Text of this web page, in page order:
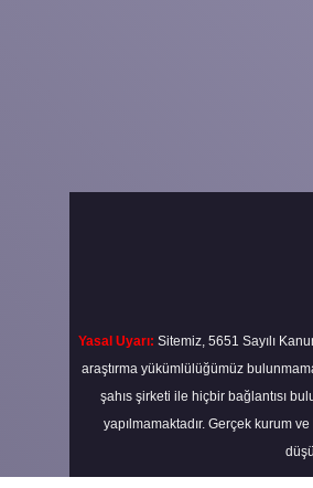
Yasal Uyarı: Sitemiz, 5651 Sayılı
araştırma yükümlülüğümüz
şahıs şirketi ile hiçbir bağlantısı
yapılmamaktadır. Gerçek kurum